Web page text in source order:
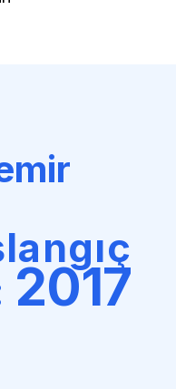
2017